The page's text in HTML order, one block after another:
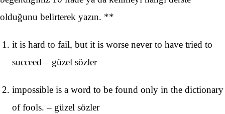
olduğunu belirterek yazın. **
it is hard to fail, but it is worse never to have tried to
succeed – güzel sözler
impossible is a word to be found only in the dictionary
of fools. – güzel sözler